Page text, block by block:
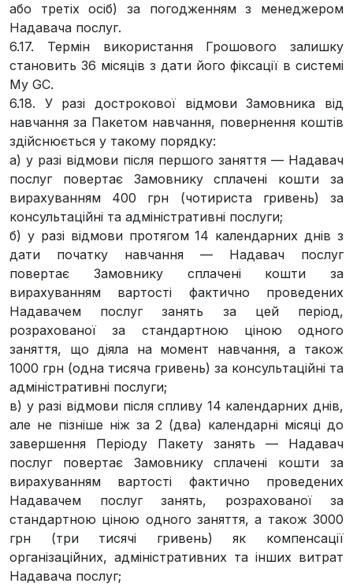
або третіх осіб) за погодженням з менеджером
Надавача послуг.
6.17. Термін використання Грошового залишку
становить 36 місяців з дати його фіксації в системі
My GC.
6.18. У разі дострокової відмови Замовника від
навчання за Пакетом навчання, повернення коштів
здійснюється у такому порядку:
а) у разі відмови після першого заняття — Надавач
послуг повертає Замовнику сплачені кошти за
вирахуванням 400 грн (чотириста гривень) за
консультаційні та адміністративні послуги;
б) у разі відмови протягом 14 календарних днів з
дати початку навчання — Надавач послуг
повертає Замовнику сплачені кошти за
вирахуванням вартості фактично проведених
Надавачем послуг занять за цей період,
розрахованої за стандартною ціною одного
заняття, що діяла на момент навчання, а також
1000 грн (одна тисяча гривень) за консультаційні та
адміністративні послуги;
в) у разі відмови після спливу 14 календарних днів,
але не пізніше ніж за 2 (два) календарні місяці до
завершення Періоду Пакету занять — Надавач
послуг повертає Замовнику сплачені кошти за
вирахуванням вартості фактично проведених
Надавачем послуг занять, розрахованої за
стандартною ціною одного заняття, а також 3000
грн (три тисячі гривень) як компенсації
організаційних, адміністративних та інших витрат
Надавача послуг;